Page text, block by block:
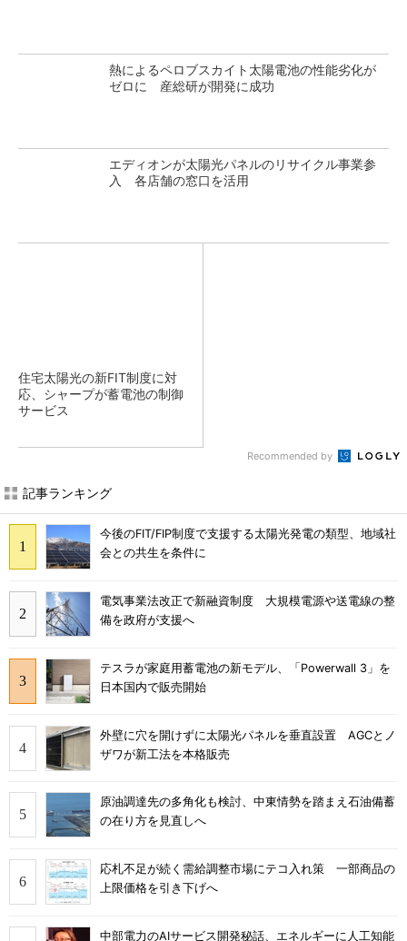
熱によるペロブスカイト太陽電池の性能劣化が
ゼロに 産総研が開発に成功
エディオンが太陽光パネルのリサイクル事業参
入 各店舗の窓口を活用
住宅太陽光の新FIT制度に対
応、シャープが蓄電池の制御
サービス
Recommended by
記事ランキング
今後のFIT/FIP制度で支援する太陽光発電の類型、地域社
会との共生を条件に
電気事業法改正で新融資制度 大規模電源や送電線の整
備を政府が支援へ
テスラが家庭用蓄電池の新モデル、「Powerwall 3」を
日本国内で販売開始
外壁に穴を開けずに太陽光パネルを垂直設置 AGCとノ
ザワが新工法を本格販売
原油調達先の多角化も検討、中東情勢を踏まえ石油備蓄
の在り方を見直しへ
応札不足が続く需給調整市場にテコ入れ策 一部商品の
上限価格を引き下げへ
中部電力のAIサービス開発秘話、エネルギーに人工知能